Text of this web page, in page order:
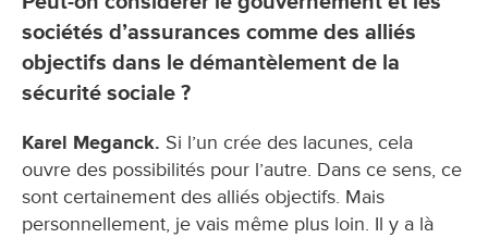
sociétés d’assurances comme des alliés
objectifs dans le démantèlement de la
sécurité sociale ?
Karel Meganck. Si l’un crée des lacunes, cela
ouvre des possibilités pour l’autre. Dans ce sens, ce
sont certainement des alliés objectifs. Mais
personnellement, je vais même plus loin. Il y a là